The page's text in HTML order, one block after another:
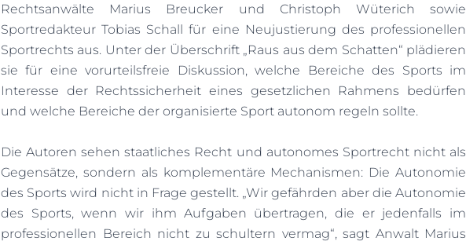
Rechtsanwälte Marius Breucker und Christoph Wüterich sowie
Sportredakteur Tobias Schall für eine Neujustierung des professionellen
Sportrechts aus. Unter der Überschrift „Raus aus dem Schatten“ plädieren
sie für eine vorurteilsfreie Diskussion, welche Bereiche des Sports im
Interesse der Rechtssicherheit eines gesetzlichen Rahmens bedürfen
und welche Bereiche der organisierte Sport autonom regeln sollte.
Die Autoren sehen staatliches Recht und autonomes Sportrecht nicht als
Gegensätze, sondern als komplementäre Mechanismen: Die Autonomie
des Sports wird nicht in Frage gestellt. „Wir gefährden aber die Autonomie
des Sports, wenn wir ihm Aufgaben übertragen, die er jedenfalls im
professionellen Bereich nicht zu schultern vermag“, sagt Anwalt Marius